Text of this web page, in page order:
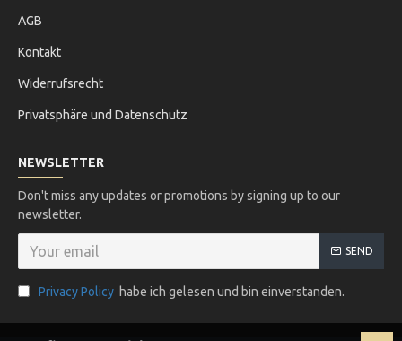
AGB
Kontakt
Widerrufsrecht
Privatsphäre und Datenschutz
NEWSLETTER
Don't miss any updates or promotions by signing up to our
newsletter.
SEND
Privacy Policy habe ich gelesen und bin einverstanden.